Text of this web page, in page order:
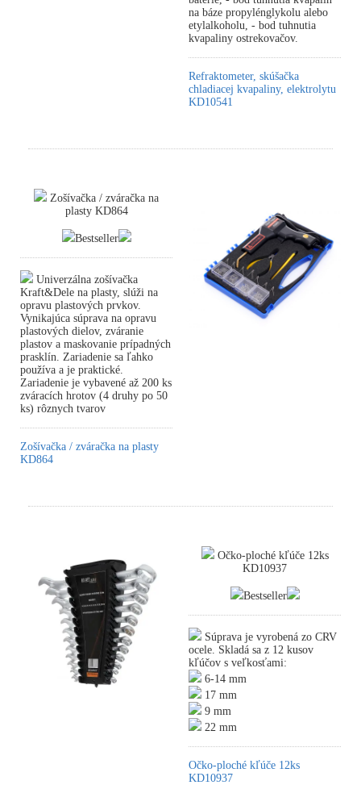
na báze propylénglykolu alebo
etylalkoholu, - bod tuhnutia
kvapaliny ostrekovačov.
Refraktometer, skúšačka
chladiacej kvapaliny, elektrolytu
KD10541
Zošívačka / zváračka na
plasty KD864
Bestseller
Univerzálna zošívačka
Kraft&Dele na plasty, slúži na
opravu plastových prvkov.
Vynikajúca súprava na opravu
plastových dielov, zváranie
plastov a maskovanie prípadných
prasklín. Zariadenie sa ľahko
používa a je praktické.
Zariadenie je vybavené až 200 ks
zváracích hrotov (4 druhy po 50
ks) rôznych tvarov
Zošívačka / zváračka na plasty
KD864
Očko-ploché kľúče 12ks
KD10937
Bestseller
Súprava je vyrobená zo CRV
ocele. Skladá sa z 12 kusov
kľúčov s veľkosťami:
6-14 mm
17 mm
9 mm
22 mm
Očko-ploché kľúče 12ks
KD10937